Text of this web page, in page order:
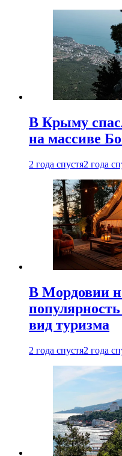
В Крыму
на массиве
2 года спустя2 года
В Мордовии
вид туризма
2 года спустя2 года